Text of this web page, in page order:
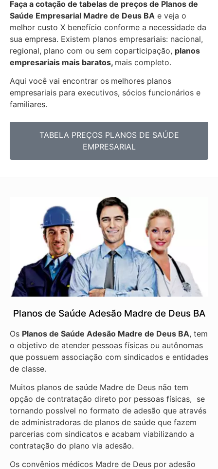
Faça a cotação de tabelas de preços de Planos de
Saúde Empresarial Madre de Deus BA e veja o
melhor custo X benefício conforme a necessidade da
sua empresa. Existem planos empresariais: nacional,
regional, plano com ou sem coparticipação, planos
empresariais mais baratos, mais completo.
Aqui você vai encontrar os melhores planos
empresariais para executivos, sócios funcionários e
familiares.
TABELA PREÇOS PLANOS DE SAÚDE
EMPRESARIAL
Planos de Saúde Adesão Madre de Deus BA
Os Planos de Saúde Adesão Madre de Deus BA, tem
o objetivo de atender pessoas físicas ou autônomas
que possuem associação com sindicados e entidades
de classe.
Muitos planos de saúde Madre de Deus não tem
opção de contratação direto por pessoas físicas, se
tornando possível no formato de adesão que através
de administradoras de planos de saúde que fazem
parcerias com sindicatos e acabam viabilizando a
contratação do plano via adesão.
Os convênios médicos Madre de Deus por adesão